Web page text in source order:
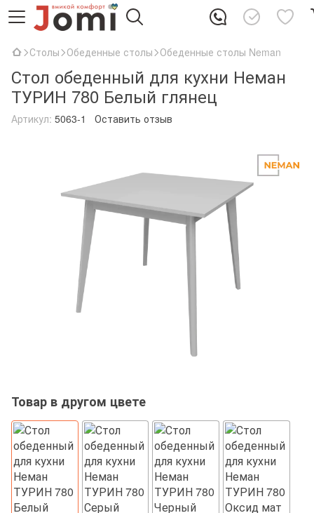
Столы Обеденные столы Обеденные столы Neman
Стол обеденный для кухни Неман
ТУРИН 780 Белый глянец
Артикул: 5063-1 Оставить отзыв
Товар в другом цвете